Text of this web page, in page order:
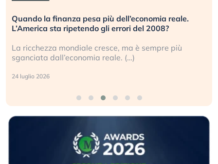
Quando la finanza pesa più dell’economia reale.
L’America sta ripetendo gli errori del 2008?
La ricchezza mondiale cresce, ma è sempre più
sganciata dall’economia reale. (…)
24 luglio 2026